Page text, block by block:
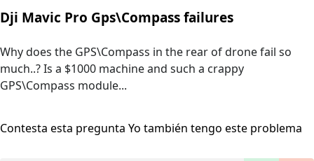
Dji Mavic Pro Gps\Compass failures
Why does the GPS\Compass in the rear of drone fail so
much..? Is a $1000 machine and such a crappy
GPS\Compass module...
Contesta esta pregunta Yo también tengo este problema